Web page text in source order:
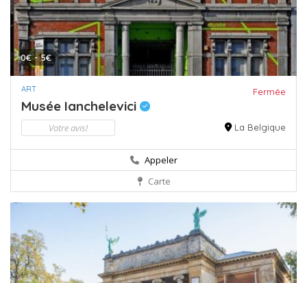
0€ - 5€
ART Fermée
Musée Ianchelevici
Votre avis! La Belgique
Appeler
Carte